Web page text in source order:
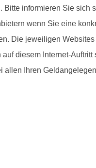
Bitte informieren Sie sich
wenn Sie eine
Die jeweiligen
diesem Internet-Auftritt
allen Ihren